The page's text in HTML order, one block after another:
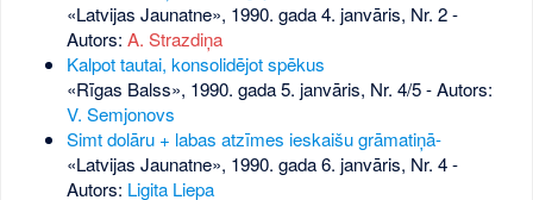
«Latvijas Jaunatne», 1990. gada 4. janvāris, Nr. 2-
Autors: A. Strazdiņa
Kalpot tautai, konsolidējot spēkus
«Rīgas Balss», 1990. gada 5. janvāris, Nr. 4/5- Autors:
V. Semjonovs
Simt dolāru + labas atzīmes ieskaišu grāmatiņā-
«Latvijas Jaunatne», 1990. gada 6. janvāris, Nr. 4-
Autors: Ligita Liepa